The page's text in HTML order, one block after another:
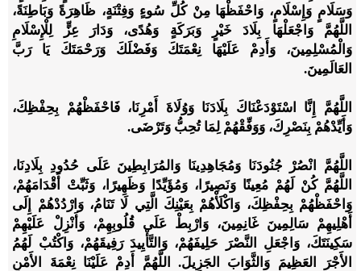
وَسَلَامٍ وَإِسْلَامٍ، وَاحْفَظْهَا مِنْ كُلِّ سُوءٍ وَفِتْنَةٍ، ظَاهِرَةً وَبَاطِنَةً،
اللَّهُمَّ وَاجْعَلْهَا بِلَادَ خَيْرٍ وَبَرَكَةٍ وَهُدًى، وَدَارَ عِزٍّ لِلْإِسْلَامِ
وَالْمُسْلِمِينَ، وَأَدِمْ عَلَيْهَا نِعْمَتَكَ وَفَضْلَكَ وَرَحْمَتَكَ يَا رَبَّ
العَالَمِينَ.
اللَّهُمَّ إِنَّا اسْتَوْدَعْنَاكَ بِلَادَنَا وَوُلَاةَ أَمْرِنَا، فَاحْفَظْهُمْ بِحِفْظِكَ،
وَأَيِّدْهُمْ بِنَصْرِكَ، وَوَفِّقْهُمْ لِمَا تُحِبُّ وَتَرْضَى.
اللَّهُمَّ انْصُرْ جُنُودَنَا وَمُجَاهِدِينَا وَالمُرَابِطِينَ عَلَى حُدُودِ بِلَادِنَا،
اللَّهُمَّ كُنْ لَهُمْ مُعِينًا وَنَصِيرًا، وَمُؤَيِّدًا وَظَهِيرًا، وَثَبِّتْ أَقْدَامَهُمْ،
وَاحْفَظْهُمْ بِحِفْظِكَ، وَاكْلَأْهُمْ بِعَيْنِكَ الَّتِي لَا تَنَامُ، وَارْدُدْهُمْ إِلَى
أَهْلِيهِمْ سَالِمِينَ غَانِمِينَ، وَارْبِطْ عَلَى قُلُوبِهِمْ، وَأَنْزِلْ عَلَيْهِمْ
سَكِينَتَكَ، وَاجْعَلِ النَّصْرَ حَلِيفَهُمْ، وَالتَّأْيِيدَ رَفِيقَهُمْ، وَاكْتُبْ لَهُمُ
الأَجْرَ العَظِيمَ وَالثَّوَابَ الجَزِيلَ. اللَّهُمَّ أَدِمْ عَلَيْنَا نِعْمَةَ الأَمْنِ